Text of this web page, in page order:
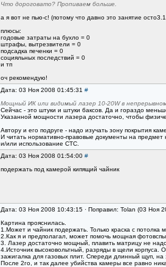
Что дороговато? Пропиваем больше.
а я вот не пью-с! (потому что давно это занятие
плюсы:
годовые затраты на бухло = 0
штрафы, вытрезвители = 0
подсадка печенки = 0
социяльных последствий = 0
и тп
оч рекомендую!
Дата: 03 Ноя 2008 01:45:31 #
Мощный ИК или видимый лазер 10-20W в
Сейчас - это штуки и штуки баксов. Да и гораздо
Указанной мощности лазера достаточно, чтобы
Автору и его подруге - надо изучать зону покрытия
И читать нормативно-правовые документы на
и/или использование СТС.
Дата: 03 Ноя 2008 01:54:00 #
подержать под камерой кипящий чайник
Дата: 03 Ноя 2008 10:43:15 · Поправил: Tolan (03 Ноя
Картина прояснилась.
1.Может и чайник подержать. Только краска с потолка
2.Как я и предполагал, может помочь мощная
3. Лазер достаточно мощный, плавить матрицу не
4.Источник высоковольтный, разряды в щели
зажигалка для газовых плит. Спереди длинный щуп,
После 2го, и так далее убийства камеры все равно